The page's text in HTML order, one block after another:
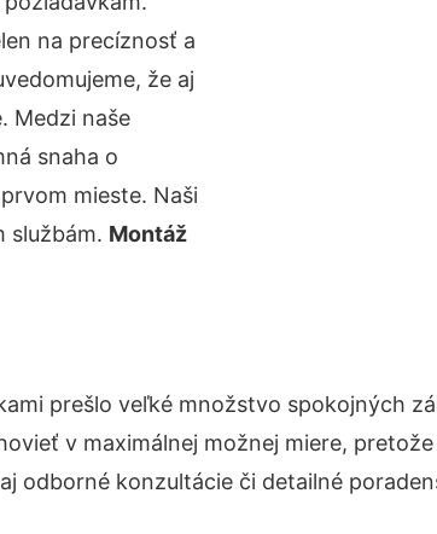
na precíznosť a
že aj
Medzi naše
snaha o
mieste. Naši
službám. Montáž
prešlo veľké množstvo spokojných
v maximálnej možnej miere,
odborné konzultácie či detailné